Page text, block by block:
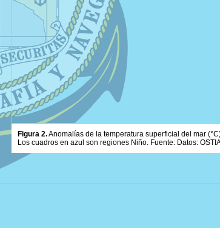
Figura 2.Anomalías de la temperatura superficial del mar
Los cuadros en azul son regiones Niño. Fuente: Datos: